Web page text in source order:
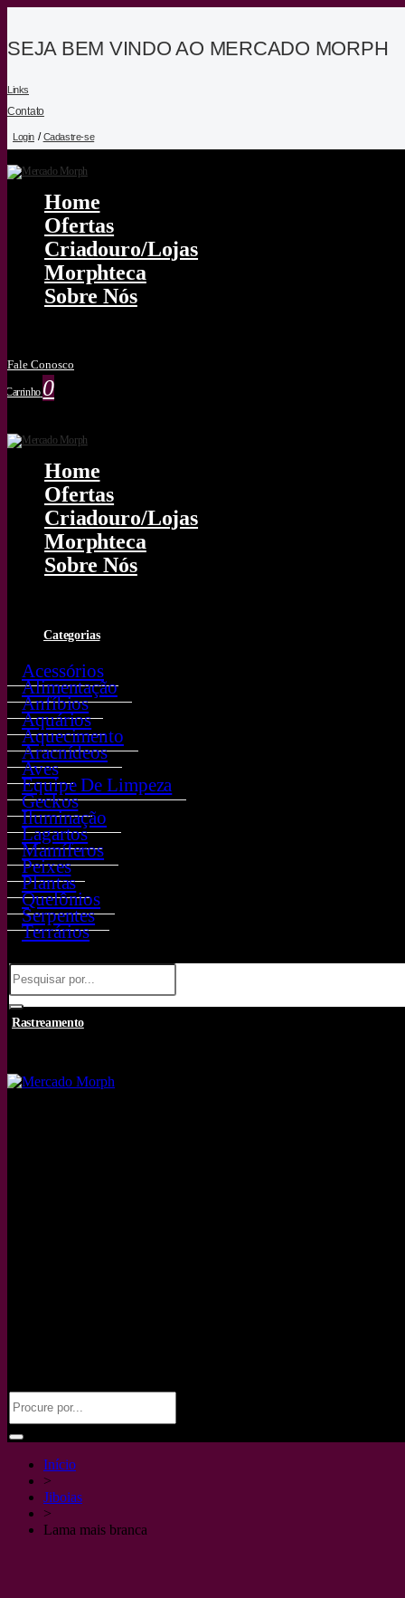
SEJA BEM VINDO AO MERCADO MORPH
Links
Contato
Login / Cadastre-se
Home
Ofertas
Criadouro/lojas
Morphteca
Sobre Nós
Fale Conosco
Carrinho 0
Home
Ofertas
Criadouro/lojas
Morphteca
Sobre Nós
Categorias
Acessórios
Alimentação
Anfíbios
Aquários
Aquecimento
Aracnídeos
Aves
Equipe De Limpeza
Geckos
Iluminação
Lagartos
Mamíferos
Peixes
Plantas
Quelônios
Serpentes
Terrários
Rastreamento
Início
>
Jiboias
>
Lama mais branca